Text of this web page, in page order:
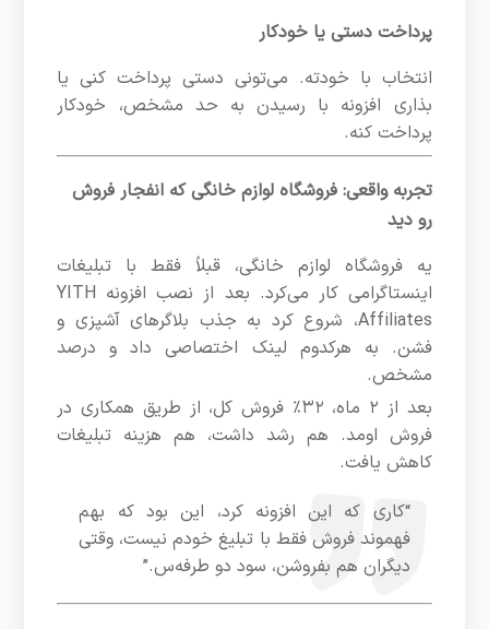
پرداخت دستی یا خودکار
انتخاب با خودته. می‌تونی دستی پرداخت کنی یا
بذاری افزونه با رسیدن به حد مشخص، خودکار
پرداخت کنه.
تجربه واقعی: فروشگاه لوازم خانگی که انفجار فروش
رو دید
یه فروشگاه لوازم خانگی، قبلاً فقط با تبلیغات
اینستاگرامی کار می‌کرد. بعد از نصب افزونه YITH
Affiliates، شروع کرد به جذب بلاگرهای آشپزی و
فشن. به هرکدوم لینک اختصاصی داد و درصد
مشخص.
بعد از ۲ ماه، ۳۲٪ فروش کل، از طریق همکاری در
فروش اومد. هم رشد داشت، هم هزینه تبلیغات
کاهش یافت.
“کاری که این افزونه کرد، این بود که بهم
فهموند فروش فقط با تبلیغ خودم نیست، وقتی
دیگران هم بفروشن، سود دو طرفه‌س.”